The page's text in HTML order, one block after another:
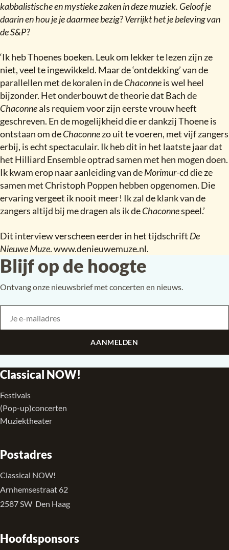
kabbalistische en mystieke zaken in deze muziek. Geloof je
daarin en hou je je daarmee bezig?Verrijkt het je beleving van
de S&P?
‘Ik heb Thoenes boeken. Leuk om lekker te lezen zijn ze
niet, veel te ingewikkeld. Maar de ‘ontdekking’ van de
parallellen met de koralen in deChaconneis wel heel
bijzonder. Het onderbouwt de theorie dat Bach de
Chaconneals requiem voor zijn eerste vrouw heeft
geschreven. En de mogelijkheid die er dankzij Thoene is
ontstaan om deChaconnezo uit te voeren, met vijf zangers
erbij, is echt spectaculair. Ik heb dit in het laatste jaar dat
het Hilliard Ensemble optrad samen met hen mogen doen.
Ik kwam erop naar aanleiding van deMorimur-cd die ze
samen met Christoph Poppen hebben opgenomen. Die
ervaring vergeet ik nooit meer! Ik zal de klank van de
zangers altijd bij me dragen als ik deChaconnespeel.’
Dit interview verscheen eerder in het tijdschrift De
Nieuwe Muze. www.denieuwemuze.nl.
Blijf op de hoogte
Ontvang onze nieuwsbrief met concerten en nieuws.
AANMELDEN
Classical NOW!
Festivals
(Pop-up)concerten
Muziektheater
Postadres
Classical NOW!
Arnhemsestraat 62
2587 SW Den Haag
Hoofdsponsors